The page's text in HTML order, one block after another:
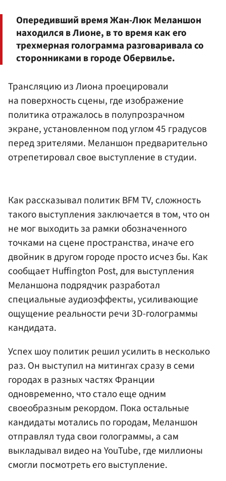
Опередивший время Жан-Люк Меланшон
находился в Лионе, в то время как его
трехмерная голограмма разговаривала со
сторонниками в городе Обервилье.
Трансляцию из Лиона проецировали
на поверхность сцены, где изображение
политика отражалось в полупрозрачном
экране, установленном под углом 45 градусов
перед зрителями. Меланшон предварительно
отрепетировал свое выступление в студии.
Как рассказывал политик BFM TV, сложность
такого выступления заключается в том, что он
не мог выходить за рамки обозначенного
точками на сцене пространства, иначе его
двойник в другом городе просто исчез бы. Как
сообщает Huffington Post, для выступления
Меланшона подрядчик разработал
специальные аудиоэффекты, усиливающие
ощущение реальности речи 3D-голограммы
кандидата.
Успех шоу политик решил усилить в несколько
раз. Он выступил на митингах сразу в семи
городах в разных частях Франции
одновременно, что стало еще одним
своеобразным рекордом. Пока остальные
кандидаты мотались по городам, Меланшон
отправлял туда свои голограммы, а сам
выкладывал видео на YouTube, где миллионы
смогли посмотреть его выступление.